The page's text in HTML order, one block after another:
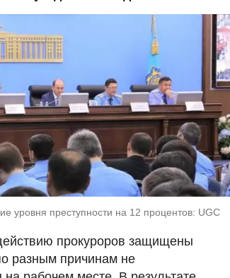
уровня преступности на 12 процентов: UGC
прокуроров защищены
разным причинам не